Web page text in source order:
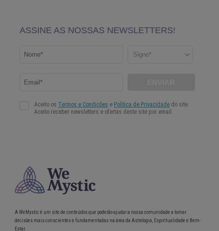
A WeMystic é um site de conteúdos que poderão ajudar a nossa comunidade a tomar
decisões mais conscientes e fundamentadas na área da Astrologia, Espiritualidade e Bem-
Estar.